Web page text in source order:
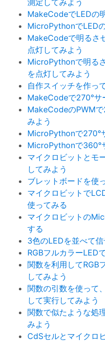
測定してみよう
MakeCodeでLEDの
MicroPythonでLED
MakeCodeで明るさ
点灯してみよう
MicroPythonで明る
を点灯してみよう
自作スイッチを作っ
MakeCodeで270°サ
MakeCodeのPWM
みよう
MicroPythonで270°
MicroPythonで360°
マイクロビットとモ
してみよう
ブレットボードを使
マイクロビットで
使ってみる
マイクロビットの
する
3色のLEDを並べて信
RGBフルカラーLED
関数を利用してRGB
してみよう
関数の引数を使って
して実行してみよう
関数で似たような処
みよう
CdSセルとマイクロ